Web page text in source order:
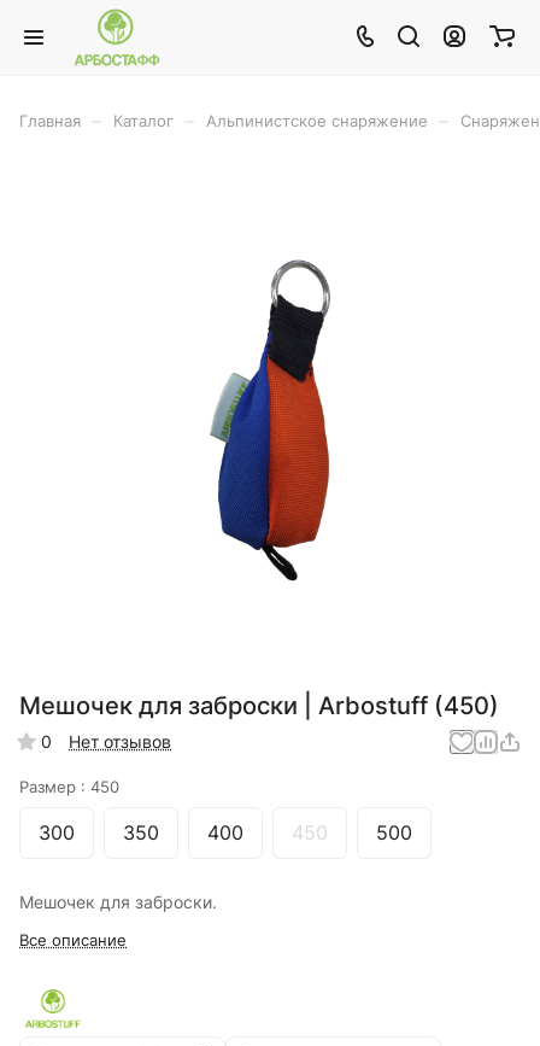
Главная Каталог Альпинистское снаряжение
Мешочек для заброски | Arbostuff (450)
0 Нет отзывов
Размер : 450
300 350 400 450 500
Мешочек для заброски.
Все описание